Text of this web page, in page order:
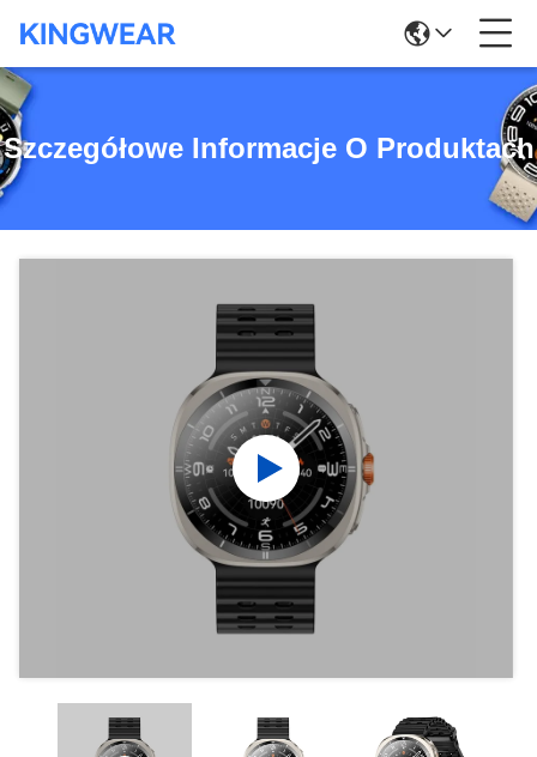
Szczegółowe Informacje O Produktach